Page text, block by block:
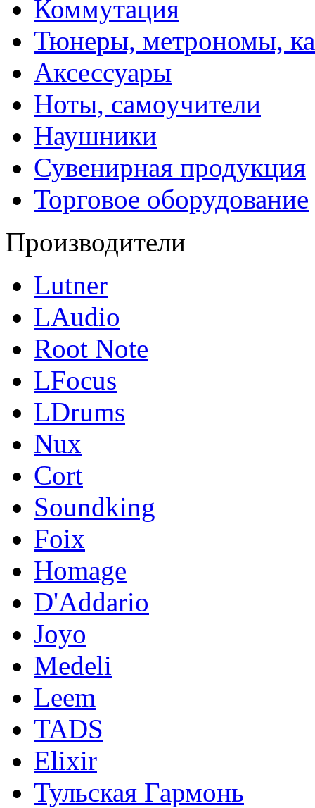
Коммутация
Тюнеры, метрономы,
Аксессуары
Ноты, самоучители
Наушники
Сувенирная продукция
Торговое оборудование
Производители
Lutner
LAudio
Root Note
LFocus
LDrums
Nux
Cort
Soundking
Foix
Homage
D'Addario
Joyo
Medeli
Leem
TADS
Elixir
Тульская Гармонь